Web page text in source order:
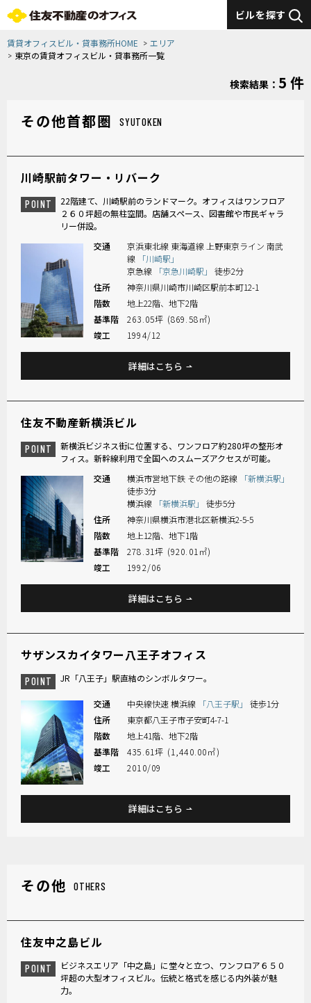
ビルを探す
賃貸オフィスビル・貸事務所HOME
エリア
東京の賃貸オフィスビル・貸事務所一覧
検索結果： 5 件
その他首都圏
SYUTOKEN
川崎駅前タワー・リバーク
POINT
22階建て、川崎駅前のランドマーク。オフィスはワンフロア
２６０坪超の無柱空間。店舗スペース、図書館や市民ギャラ
リー併設。
詳細はこちら
交通
京浜東北線 東海道線 上野東京ライン 南武
線
「川崎駅」
京急線
「京急川崎駅」 徒歩2分
住所
神奈川県川崎市川崎区駅前本町12-1
階数
地上22階、地下2階
基準階
263.05坪 (869.58㎡)
竣工
1994/12
住友不動産新横浜ビル
POINT
新横浜ビジネス街に位置する、ワンフロア約280坪の整形オ
フィス。新幹線利用で全国へのスムーズアクセスが可能。
詳細はこちら
交通 横浜市営地下鉄 その他の路線
「新横浜駅」
徒歩3分
横浜線
「新横浜駅」 徒歩5分
住所
神奈川県横浜市港北区新横浜2-5-5
階数
地上12階、地下1階
基準階
278.31坪 (920.01㎡)
竣工
1992/06
サザンスカイタワー八王子オフィス
POINT JR「八王子」駅直結のシンボルタワー。
詳細はこちら
交通 中央線快速 横浜線 「八王子駅」 徒歩1分
住所
東京都八王子市子安町4-7-1
階数
地上41階、地下2階
基準階
435.61坪 (1,440.00㎡)
竣工
2010/09
その他 OTHERS
住友中之島ビル
POINT
ビジネスエリア「中之島」に堂々と立つ、ワンフロア６５０
坪超の大型オフィスビル。伝統と格式を感じる内外装が魅
力。